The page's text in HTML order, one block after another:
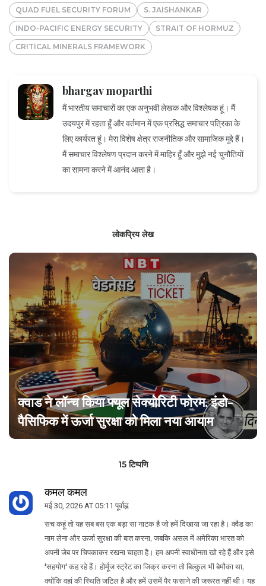
QUAD FUEL SECURITY FORUM S. JAISHANKAR
INDO-PACIFIC ENERGY SECURITY STRAIT OF HORMUZ
CRITICAL MINERALS FRAMEWORK
bhargav moparthi
मैं भारतीय समाचारों का एक अनुभवी लेखक और विश्लेषक हूं। मैं
उदयपुर में रहता हूँ और वर्तमान में एक प्रसिद्ध समाचार पत्रिका के
लिए कार्यरत हूं। मेरा विशेष क्षेत्र राजनीतिक और सामाजिक मुद्दे हैं।
मैं समाचार विश्लेषण प्रदान करने में माहिर हूँ और मुझे नई चुनौतियों
का सामना करने में आनंद आता है।
लोकप्रिय लेख
क्वाड ने लॉन्च किया फ्यूल सेक्योरिटी फोरम, इंडो-
पैसिफिक में ऊर्जा सुरक्षा को मिला नया आयाम
15 टिप्पणि
कमल कमल
मई 30, 2026 AT 05:11 पूर्वाह्न
सच कहूं तो यह सब बस एक बड़ा सा नाटक है जो हमें दिखाया जा रहा है। क्वैड का
नाम लेना और ऊर्जा सुरक्षा की बात करना, जबकि असल में अमेरिका भारत को
अपनी जेब पर चिपकाकर रखना चाहता है। हम अपनी स्वाधीनता खो रहे हैं और इसे
'सहयोग' कह रहे हैं। होर्मूज स्ट्रेट का जिक्र करना तो बिल्कुल भी बेमौका था,
क्योंकि वहां की स्थिति जटिल है और हमें उसमें पैर फसाने की जरूरत नहीं थी। यह